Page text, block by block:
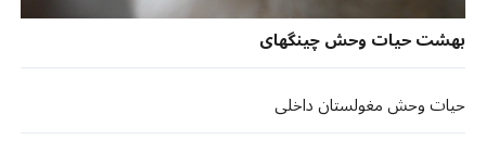
بهشت حیات وحش چینگهای
حیات وحش مغولستان داخلی